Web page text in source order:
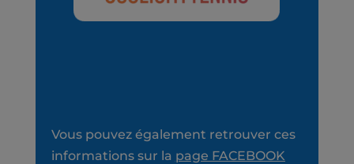
Vous pouvez également retrouver ces
informations sur la page FACEBOOK